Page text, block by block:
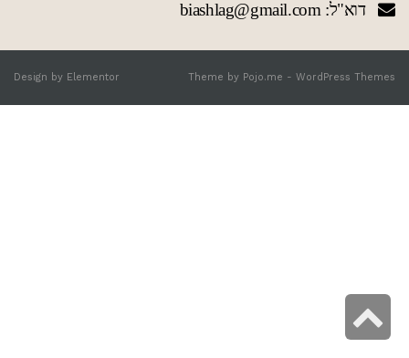
דוא"ל: biashlag@gmail.com
Theme by Pojo.me - WordPress Themes
Design by Elementor
גלילה
לראש